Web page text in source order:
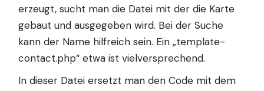
erzeugt, sucht man die Datei mit der die Karte
gebaut und ausgegeben wird. Bei der Suche
kann der Name hilfreich sein. Ein „template-
contact.php“ etwa ist vielversprechend.
In dieser Datei ersetzt man den Code mit dem